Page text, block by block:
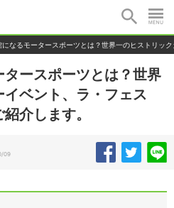
になるモータースポーツとは？世界一のヒストリッ
ースポーツとは？世界
ベント、ラ・フェス
介します。
09